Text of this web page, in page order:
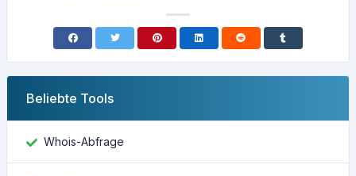
Beliebte Tools
Whois-Abfrage